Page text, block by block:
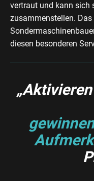
vertraut und kann sich
zusammenstellen.
diesen besonderen